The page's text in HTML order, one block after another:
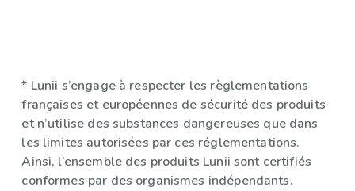
* Lunii s’engage à respecter les règlementations
françaises et européennes de sécurité des produits
et n’utilise des substances dangereuses que dans
les limites autorisées par ces réglementations.
Ainsi, l’ensemble des produits Lunii sont certifiés
conformes par des organismes indépendants.